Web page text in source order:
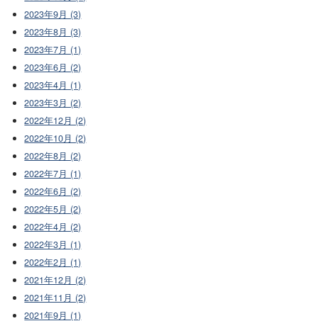
2023年9月 (3)
2023年8月 (3)
2023年7月 (1)
2023年6月 (2)
2023年4月 (1)
2023年3月 (2)
2022年12月 (2)
2022年10月 (2)
2022年8月 (2)
2022年7月 (1)
2022年6月 (2)
2022年5月 (2)
2022年4月 (2)
2022年3月 (1)
2022年2月 (1)
2021年12月 (2)
2021年11月 (2)
2021年9月 (1)